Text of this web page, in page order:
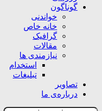
گوناگون
خواندنی
خانه خاص
گرافیک
مقالات
نیازمندی ها
استخدام
تبلیغات
تصاویر
درباره‌ی ما